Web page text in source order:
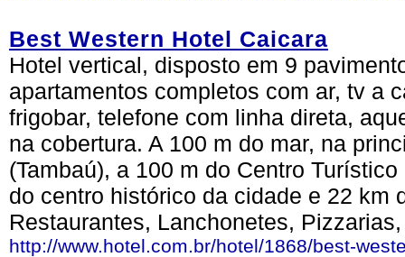
Best Western Hotel Caicara
Hotel vertical, disposto em 9
apartamentos completos com ar, tv a
frigobar, telefone com linha direta,
na cobertura. A 100 m do mar, na
(Tambaú), a 100 m do Centro
do centro histórico da cidade e 22 km
Restaurantes, Lanchonetes,
http://www.hotel.com.br/hotel/1868/best-